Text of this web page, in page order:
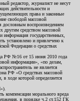
редактор, журналист не несут
действительности и
ущемляющих права и законные
свободой массовой
воспроизведением
другим средством массовой
информация государственных,
установлено и привлечено к
Федерации о средствах
РФ №16 от 15 июня 2010 года
информации», «по делам,
не является
РФ «О средствах массовой
в ходе которой определяется
компенсации морального вреда
в порядке ч.2 ст.152 ГК